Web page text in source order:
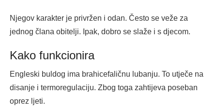
Njegov karakter je privržen i odan. Često se veže za
jednog člana obitelji. Ipak, dobro se slaže i s djecom.
Kako funkcionira
Engleski buldog ima brahicefaličnu lubanju. To utječe na
disanje i termoregulaciju. Zbog toga zahtijeva poseban
oprez ljeti.